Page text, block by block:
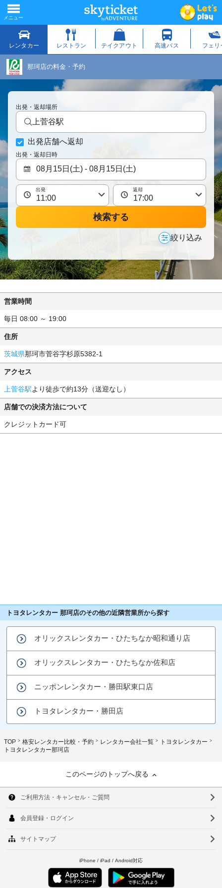
那珂店の料金・予約
出発・返却場所
上菅谷駅
出発店舗へ返却
出発・返却日時
出発 返却
検索する
絞り込み
営業時間
毎日 08:00 ～ 19:00
住所
茨城県那珂市菅谷字杉原5382-1
アクセス
上菅谷駅より徒歩で約13分（送迎なし）
店舗での決済方法について
クレジットカード可
トヨタレンタカー 那珂店のその他の近隣営業所から探す
オリックスレンタカー・ひたちなか昭和通り店
オリックスレンタカー・ひたちなか佐和店
ニッポンレンタカー・勝田駅東口店
トヨタレンタカー・勝田店
TOP 格安レンタカー比較・予約 レンタカー会社一覧
トヨタレンタカー
トヨタレンタカー那珂店
このページのトップへ戻る